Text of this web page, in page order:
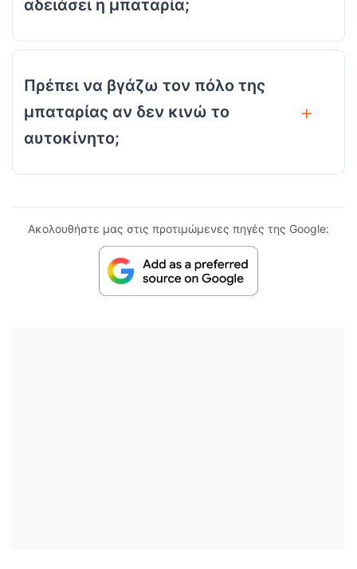
αδειάσει η μπαταρία;
Πρέπει να βγάζω τον πόλο της
μπαταρίας αν δεν κινώ το
αυτοκίνητο;
Ακολουθήστε μας στις προτιμώμενες πηγές της Google: